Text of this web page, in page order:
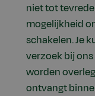
niet tot
mogelijkheid
schakelen. Je
verzoek bij
worden
ontvangt